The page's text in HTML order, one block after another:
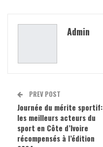
Admin
PREV POST
Journée du mérite sportif:
les meilleurs acteurs du
sport en Côte d’Ivoire
récompensés à l’édition